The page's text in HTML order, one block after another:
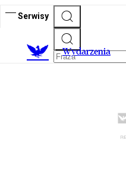
Serwisy
Wydarzenia